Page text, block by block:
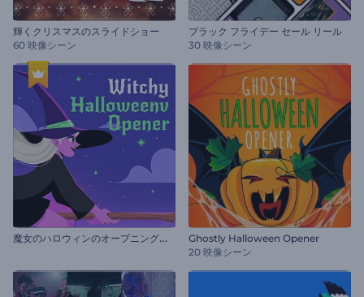
輝くクリスマスのスライドショー
60 映像シーン
ブラック フライデー セール リール
30 映像シーン
魔
女のハロウィンのオープニング動画
Ghostly Halloween Opener
20 映像シーン